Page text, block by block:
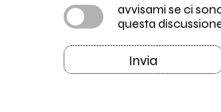
avvisami se ci
questa
Invia